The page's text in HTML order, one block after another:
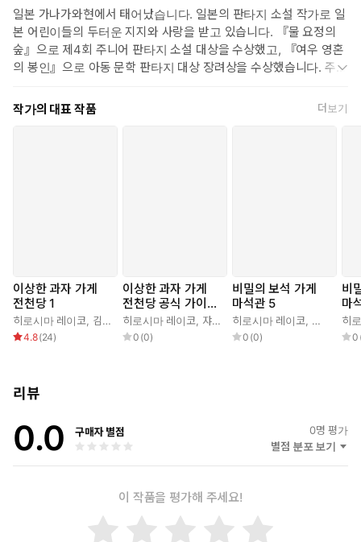
일본 가나가와현에서 태어났습니다. 일본의 판타지 소설 작가로 일
본 어린이들의 두터운 지지와 사랑을 받고 있습니다. 『물 요정의
숲』으로 제4회 주니어 판타지 소설 대상을 수상했고, 『여우 영혼
의 봉인』으로 아동 문학 판타지 대상 장려상을 수상했습니다. 주요
당」 시리즈, 「귀신의 집」 시리즈, 『유령 고양이 후쿠코』, 『혼
을 쫓는 자들』, 『마녀 강아지, 봉봉』, 『요괴의 아이를 키웁니
작가의 대표 작품 더보기
이상한 과자 가게
전천당 1
히로시마 레이코, 김정화
4.8(24)
이상한 과자 가게
전천당 공식 가이드
북
히로시마 레이코, 쟈쟈
0 (0)
비밀의 보석 가게
마석관 5
히로시마 레이코, 사타케 미
0 (0)
비
마
히
0
리뷰
0.0 구매자 별점 0명 평가
별점 분포 보기
이 작품을 평가해 주세요!